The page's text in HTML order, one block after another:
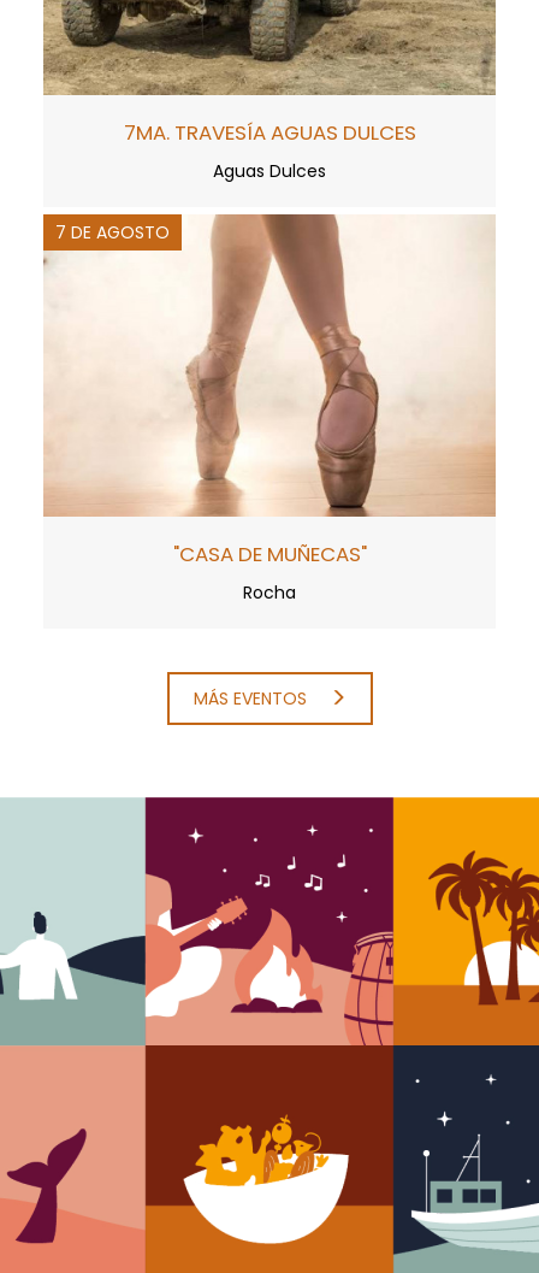
7MA. TRAVESÍA AGUAS DULCES
Aguas Dulces
7 DE AGOSTO
"CASA DE MUÑECAS"
Rocha
MÁS EVENTOS